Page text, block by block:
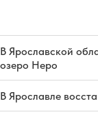
В Ярославской
озеро Неро
В Ярославле